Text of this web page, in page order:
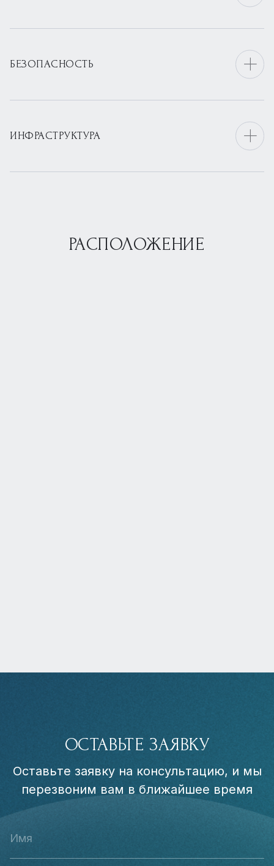
БЕЗОПАСНОСТЬ
ИНФРАСТРУКТУРА
РАСПОЛОЖЕНИЕ
ОСТАВЬТЕ ЗАЯВКУ
Оставьте заявку на консультацию, и мы
перезвоним вам в ближайшее время